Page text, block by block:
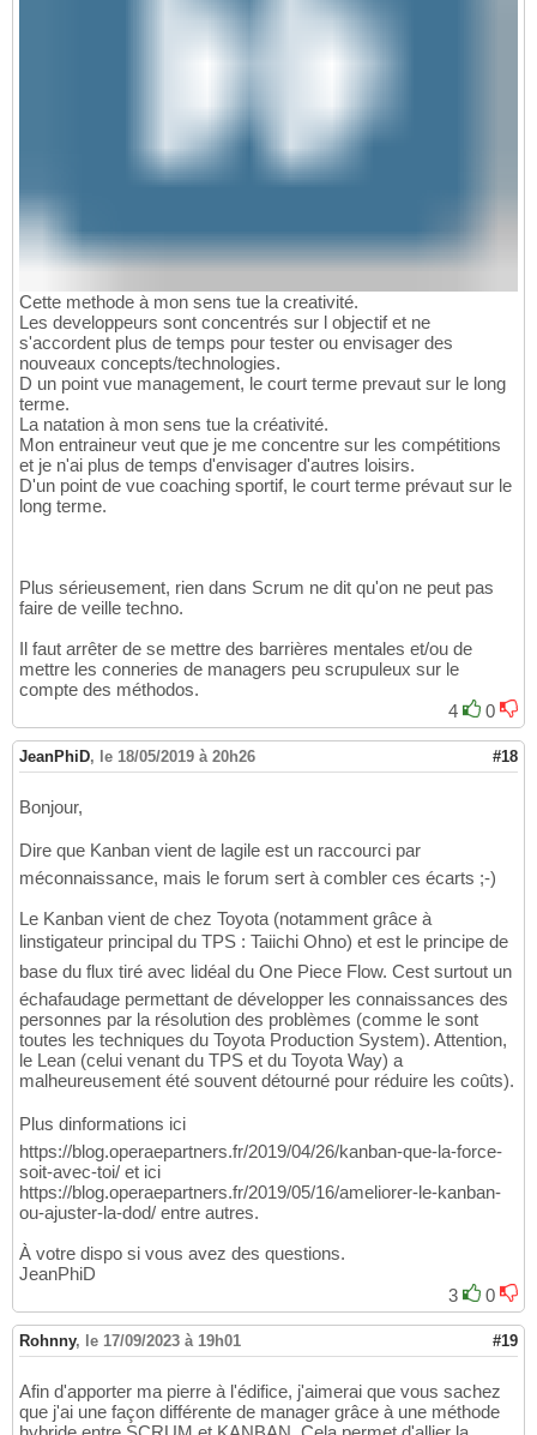
Cette methode à mon sens tue la creativité.
Les developpeurs sont concentrés sur l objectif et ne
s'accordent plus de temps pour tester ou envisager des
nouveaux concepts/technologies.
D un point vue management, le court terme prevaut sur le long
terme.
La natation à mon sens tue la créativité.
Mon entraineur veut que je me concentre sur les compétitions
et je n'ai plus de temps d'envisager d'autres loisirs.
D'un point de vue coaching sportif, le court terme prévaut sur le
long terme.
Plus sérieusement, rien dans Scrum ne dit qu'on ne peut pas
faire de veille techno.
Il faut arrêter de se mettre des barrières mentales et/ou de
mettre les conneries de managers peu scrupuleux sur le
compte des méthodos.
4
0
JeanPhiD, le 18/05/2019 à 20h26 #18
Bonjour,
Dire que Kanban vient de lagile est un raccourci par
méconnaissance, mais le forum sert à combler ces écarts ;-)
Le Kanban vient de chez Toyota (notamment grâce à
linstigateur principal du TPS : Taiichi Ohno) et est le principe de
base du flux tiré avec lidéal du One Piece Flow. Cest surtout un
échafaudage permettant de développer les connaissances des
personnes par la résolution des problèmes (comme le sont
toutes les techniques du Toyota Production System). Attention,
le Lean (celui venant du TPS et du Toyota Way) a
malheureusement été souvent détourné pour réduire les coûts).
Plus dinformations ici
https://blog.operaepartners.fr/2019/04/26/kanban-que-la-force-
soit-avec-toi/ et ici
https://blog.operaepartners.fr/2019/05/16/ameliorer-le-kanban-
ou-ajuster-la-dod/ entre autres.
À votre dispo si vous avez des questions.
JeanPhiD
3
0
Rohnny, le 17/09/2023 à 19h01 #19
Afin d'apporter ma pierre à l'édifice, j'aimerai que vous sachez
que j'ai une façon différente de manager grâce à une méthode